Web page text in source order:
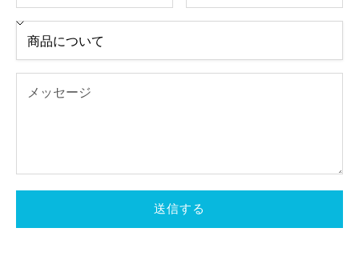
送信する